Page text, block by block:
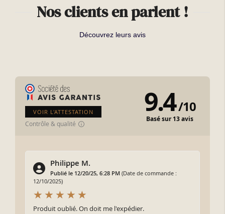
Nos clients en parlent !
Découvrez leurs avis
VOIR L'ATTESTATION
Contrôle & qualité
9.4/10
Basé sur 13 avis
Philippe M.
Publié le 12/20/25, 6:28 PM (Date de commande :
12/10/2025)
Produit oublié. On doit me l'expédier.